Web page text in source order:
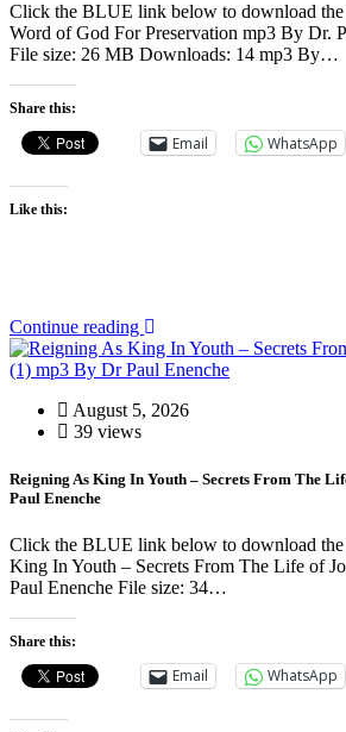
Click the BLUE link below to download
Word of God For Preservation mp3 By Dr.
File size: 26 MB Downloads: 14 mp3 By…
Share this:
Email WhatsApp
Like this:
Continue reading
August 5, 2026
39 views
Reigning As King In Youth – Secrets From The
Paul Enenche
Click the BLUE link below to download
King In Youth – Secrets From The Life of
Paul Enenche File size: 34…
Share this:
Email WhatsApp